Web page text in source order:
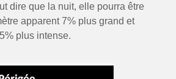
dire que la nuit, elle pourra être
apparent 7% plus grand et
plus intense.